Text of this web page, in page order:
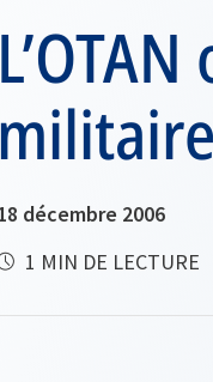
décembre 2006
1 MIN DE LECTURE